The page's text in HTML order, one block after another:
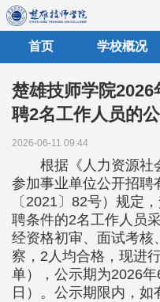
首页 学校概况
楚雄技师学院
聘2名工作人员的
2026-06-11 09:44
根据《人力资源社
参加事业单位公开招聘
〔2021〕82号）规定
聘条件的2名工作人员
经资格初审、面试考核
察，2人均合格，现进
单），公示期为2026
日）。公示期限内，